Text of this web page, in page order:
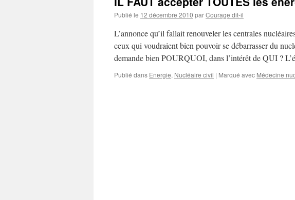
Publié le 12 décembre 2010 parCourage dit-il
L’annonce qu’il fallait renouveler les centrales
ceux qui voudraient bien pouvoir se débarrasser du
demande bien POURQUOI, dans l’intérêt de QUI ?
Publié dans Energie, Nucléaire civil | Marqué avec Médecine